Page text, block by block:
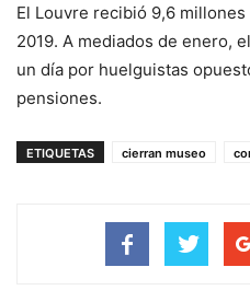
El Louvre recibió 9,6
2019. A mediados de enero,
un día por huelguistas
pensiones.
ETIQUETAS cierran museo